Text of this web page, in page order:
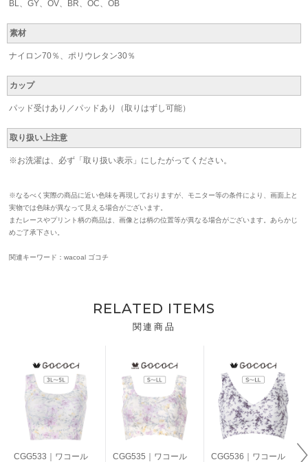
BL、GY、OV、BR、OC、OB
素材
ナイロン70％、ポリウレタン30％
カップ
パッド受けあり／パッドあり（取りはずし可能）
取り扱い上注意
※お洗濯は、必ず「取り扱い表示」にしたがってください。
※なるべく実際の商品に近い色味を再現しておりますが、モニター等の条件により、画面上と
実物では色味が異なって見える場合がございます。
またレースやプリント柄の商品は、画像とは柄の位置等が異なる場合がございます。あらかじ
めご了承下さい。
関連キーワード：wacoal ゴコチ
RELATED ITEMS
関連商品
CGG533｜ワコール
CGG535｜ワコール
CGG536｜ワコール